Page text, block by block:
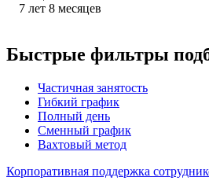
7 лет 8 месяцев
Быстрые фильтры
Частичная занятость
Гибкий график
Полный день
Сменный график
Вахтовый метод
Корпоративная поддержка